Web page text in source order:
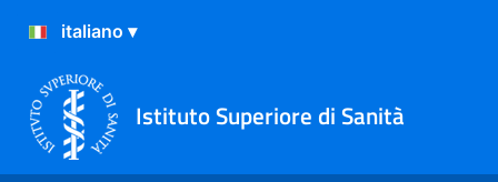
Istituto Superiore di Sanità